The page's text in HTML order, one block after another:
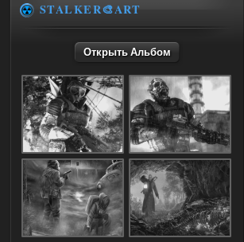
Объединенный Пак 2 + OGSR +
STCoP WP 3.4
17:25
Stalker-Mods-Clan-su
Доступно только для пользователей
Ответить ➤
04.08.2026
Объединенный Пак 2 + OGSR +
STCoP WP 3.4
17:19
Stalker-Mods-Clan-su
STALKER🎨ART
Открыть Альбом